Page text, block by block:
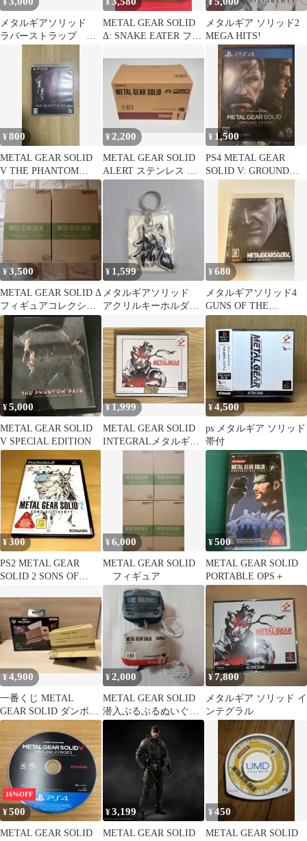
¥
メタルギアソリッド
ラバーストラップ シ
ール付き 全8種 コン
プリート
¥
METAL GEAR SOLID
Δ: SNAKE EATER フィ
¥
メタルギア ソリッド2
MEGA HITS!
¥800
METAL GEAR SOLID
V THE PHANTOM
PAIN PS3
¥2,200
METAL GEAR SOLID
ALERT ステンレス タ
ンブラー
¥ 1,500
PS4 METAL GEAR
SOLID V: GROUND
¥3,500
METAL GEAR SOLID Δ
フィギュアコレクショ
ン 2種セット
¥ 1,599
メタルギアソリッド
アクリルキーホルダ
¥680
メタルギアソリッド4
GUNS OF THE
PATRIOTS PS3
¥5,000
METAL GEAR SOLID
V SPECIAL EDITION
¥1,999
METAL GEAR SOLID
INTEGRALメタルギア
ソリッドインテグラル
¥4,500
ps メタルギア ソリッド
帯付
¥300
PS2 METAL GEAR
SOLID 2 SONS OF
¥6,000
METAL GEAR SOLID
フィギュア
¥500
METAL GEAR SOLID
PORTABLE OPS＋
¥4,900
一番くじ METAL
GEAR SOLID ダンボー
ル箱ティッシュケース
¥2,000
METAL GEAR SOLID
潜入ぶるぶるぬいぐる
み メタルギア ソリッド
¥7,800
メタルギア ソリッド イ
ンテグラル
16%OFF
¥500
METAL GEAR SOLID
¥3,199
METAL GEAR SOLID
¥450
METAL GEAR SOLID